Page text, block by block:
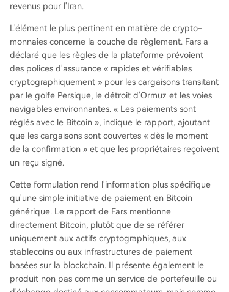
revenus pour l'Iran.
L'élément le plus pertinent en matière de crypto-
monnaies concerne la couche de règlement. Fars a
déclaré que les règles de la plateforme prévoient
des polices d'assurance « rapides et vérifiables
cryptographiquement » pour les cargaisons transitant
par le golfe Persique, le détroit d'Ormuz et les voies
navigables environnantes. « Les paiements sont
réglés avec le Bitcoin », indique le rapport, ajoutant
que les cargaisons sont couvertes « dès le moment
de la confirmation » et que les propriétaires reçoivent
un reçu signé.
Cette formulation rend l'information plus spécifique
qu'une simple initiative de paiement en Bitcoin
générique. Le rapport de Fars mentionne
directement Bitcoin, plutôt que de se référer
uniquement aux actifs cryptographiques, aux
stablecoins ou aux infrastructures de paiement
basées sur la blockchain. Il présente également le
produit non pas comme un service de portefeuille ou